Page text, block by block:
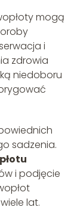
mogą
i
zdrowia
niedoboru
sadzenia.
i podjęcie
lat.